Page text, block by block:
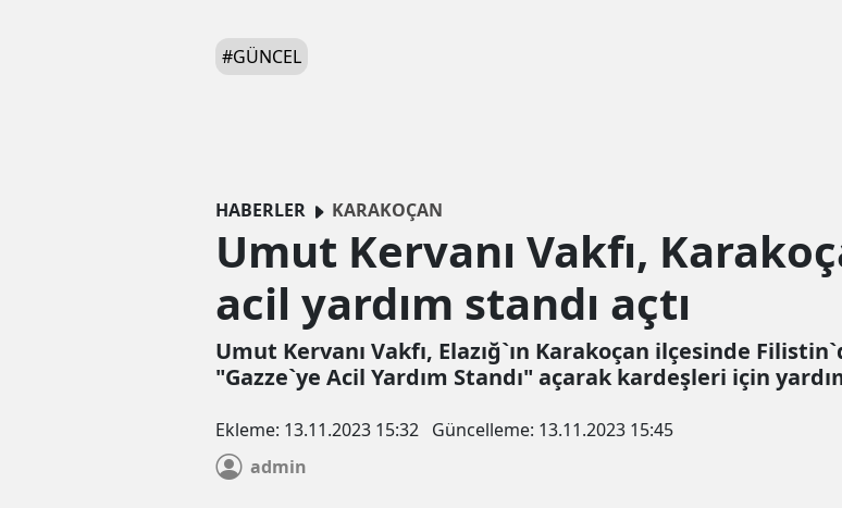
#GÜNCEL
HABERLER KARAKOÇAN
Umut Kervanı Vakfı,
acil yardım standı açtı
Umut Kervanı Vakfı, Elazığ`ın Karakoçan ilçesinde
"Gazze`ye Acil Yardım Standı" açarak kardeşleri için
Ekleme: 13.11.2023 15:32 Güncelleme: 13.11.2023 15:45
admin